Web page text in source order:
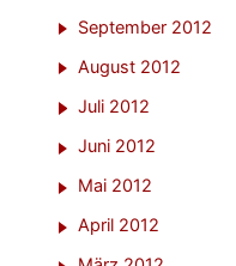
September 2012
August 2012
Juli 2012
Juni 2012
Mai 2012
April 2012